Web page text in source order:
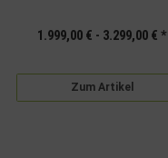
1.999,00 € - 3.299,00 € *
Zum Artikel